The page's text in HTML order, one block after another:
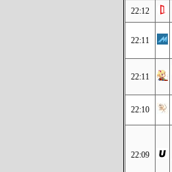
22:12
22:11
22:11
22:10
22:09